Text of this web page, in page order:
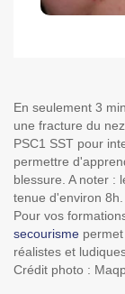
En seulement 3
une fracture du
PSC1 SST pour
permettre
blessure. A noter :
tenue d'environ 8h.
Pour vos
secourisme
réalistes et
Crédit photo :